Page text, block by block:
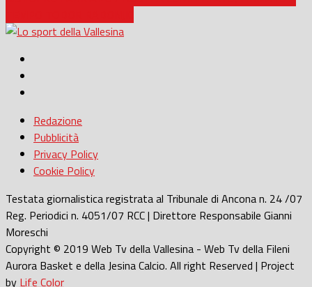
Redazione
Pubblicità
Privacy Policy
Cookie Policy
Testata giornalistica registrata al Tribunale di Ancona n. 24 /07
Reg. Periodici n. 4051/07 RCC | Direttore Responsabile Gianni
Moreschi
Copyright © 2019 Web Tv della Vallesina - Web Tv della Fileni
Aurora Basket e della Jesina Calcio. All right Reserved | Project
by Life Color